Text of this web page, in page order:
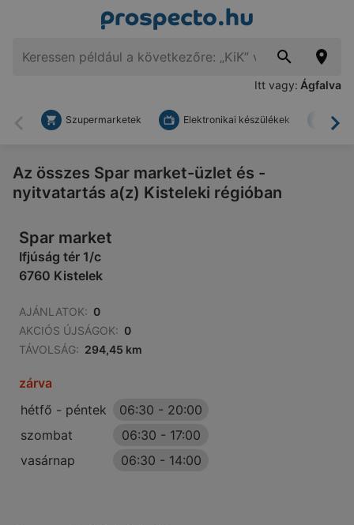
Itt vagy: Ágfalva
Vissza
Szupermarketek Elektronikai készülékek
Az összes Spar market-üzlet és -
nyitvatartás a(z) Kisteleki régióban
Spar market
Ifjúság tér 1/c
6760 Kistelek
AJÁNLATOK: 0
AKCIÓS ÚJSÁGOK: 0
TÁVOLSÁG: 294,45 km
zárva
hétfő - péntek
06:30 - 20:00
szombat
06:30 - 17:00
vasárnap
06:30 - 14:00